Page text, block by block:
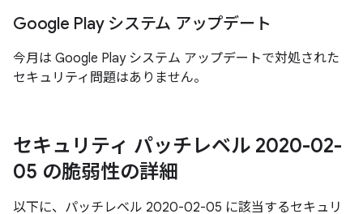
Google Play システム アップデート
今月は Google Play システム アップデートで対処された
セキュリティ問題はありません。
セキュリティ パッチレベル 2020-02-
05 の脆弱性の詳細
以下に、パッチレベル 2020-02-05 に該当するセキュリ